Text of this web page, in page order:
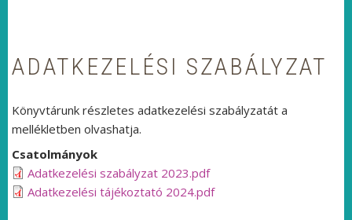
ADATKEZELÉSI SZABÁLYZAT
Könyvtárunk részletes adatkezelési szabályzatát a
mellékletben olvashatja.
Csatolmányok
Adatkezelési szabályzat 2023.pdf
Adatkezelési tájékoztató 2024.pdf